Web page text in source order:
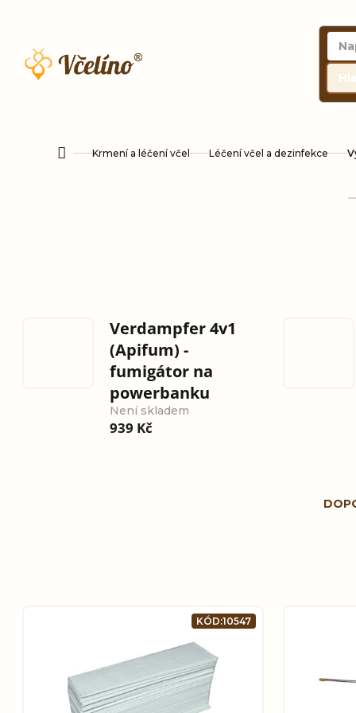
obsah
DomůKrmení a léčení včel Léčení včel a dezinfekce
Verdampfer 4v1
(Apifum) -
fumigátor na
powerbanku
Není skladem
939 Kč
KÓD:10547